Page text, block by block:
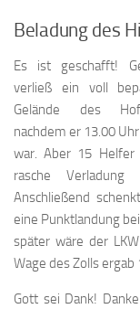
Beladung des
Es ist geschafft!
verließ ein voll
Gelände des
nachdem er 13.00
war. Aber 15
rasche Verladung
Anschließend
eine Punktlandung
später wäre der
Wage des Zolls ergab
Gott sei Dank!